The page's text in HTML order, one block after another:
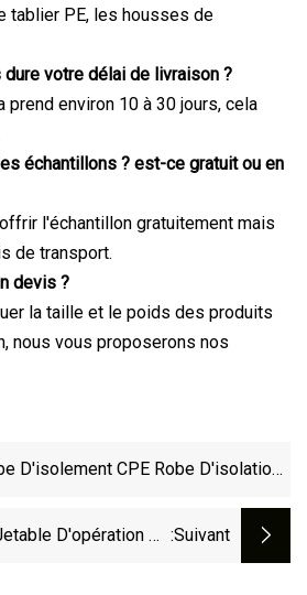
tablier PE, les housses de
votre délai de livraison ?
prend environ 10 à 30 jours, cela
échantillons ? est-ce gratuit ou en
l'échantillon gratuitement mais
de transport.
devis ?
la taille et le poids des produits
nous vous proposerons nos
D'isolement CPE Robe D'isolation
D'opération De :suivant